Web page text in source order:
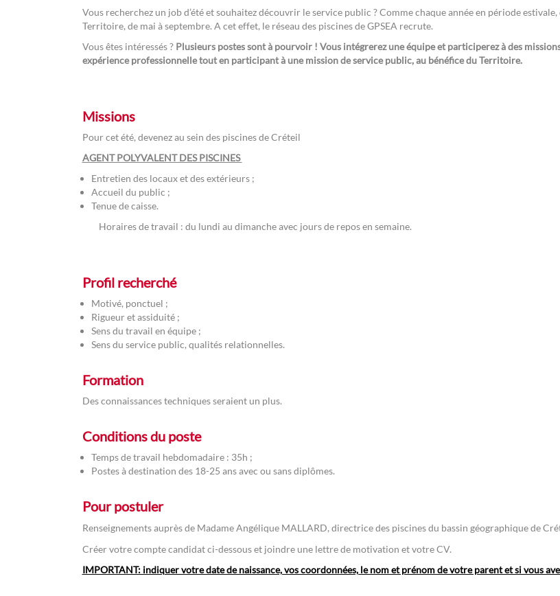
Vous recherchez un job d’été et souhaitez découvrir le service public ? Comme chaque année en période
Territoire, de mai à septembre. A cet effet, le réseau des piscines de GPSEA recrute.
Vous êtes intéressés ? Plusieurs postes sont à pourvoir ! Vous intégrerez une équipe et participerez à des
expérience professionnelle tout en participant à une mission de service public, au bénéfice du Territoire.
Missions
Pour cet été, devenez au sein des piscines de Créteil
AGENT POLYVALENT DES PISCINES
Entretien des locaux et des extérieurs ;
Accueil du public ;
Tenue de caisse.
Horaires de travail : du lundi au dimanche avec jours de repos en semaine.
Profil recherché
Motivé, ponctuel ;
Rigueur et assiduité ;
Sens du travail en équipe ;
Sens du service public, qualités relationnelles.
Formation
Des connaissances techniques seraient un plus.
Conditions du poste
Temps de travail hebdomadaire : 35h ;
Postes à destination des 18-25 ans avec ou sans diplômes.
Pour postuler
Renseignements auprès de Madame Angélique MALLARD, directrice des piscines du bassin géographique de
Créer votre compte candidat ci-dessous et joindre une lettre de motivation et votre CV.
IMPORTANT: indiquer votre date de naissance, vos coordonnées, le nom et prénom de votre parent et si vous